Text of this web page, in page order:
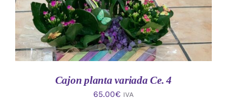
Cajon planta variada Ce. 4
65.00€ IVA